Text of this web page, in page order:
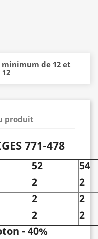
de 12 et
produit
771-478
52
54
2
2
2
2
2
2
- 40%